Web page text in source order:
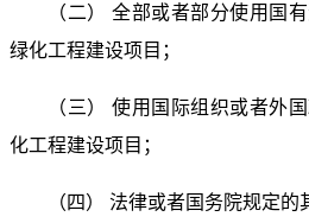
（二） 全部或者部分使用国
绿化工程建设项目；
（三） 使用国际组织或者外
化工程建设项目；
（四） 法律或者国务院规定的